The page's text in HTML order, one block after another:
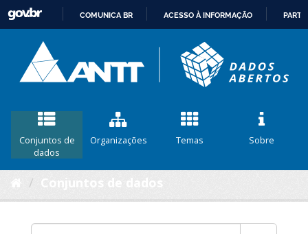
CONTEÚDO
COMUNICA BR ACESSO À INFORMAÇÃO
Conjuntos de
dados
Organizações Temas Sobre